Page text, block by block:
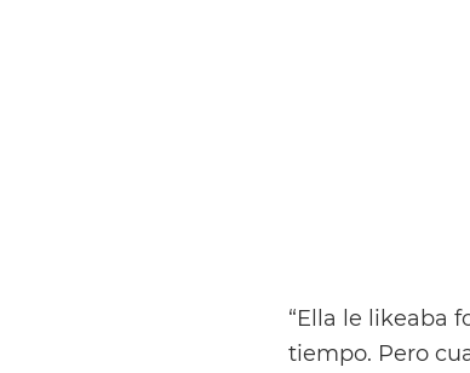
“Ella le likeaba
tiempo. Pero